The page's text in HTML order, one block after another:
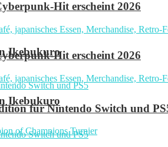
Hit erscheint 2026
Ikebukuro
für Nintendo Switch und
Hit erscheint 2026
Ikebukuro